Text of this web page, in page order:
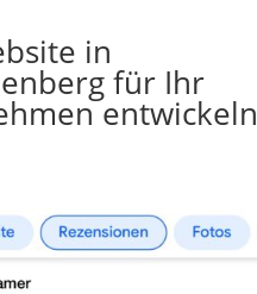
in
für Ihr
entwickeln